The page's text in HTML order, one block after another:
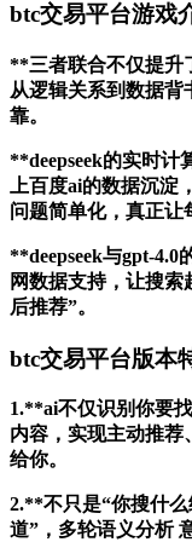
btc交易平台游戏
**三者联合不仅提升
从逻辑关系到数据
靠。
**deepseek的实时计
上百度ai的数据沉淀
问题简单化，真正让
**deepseek与gpt-4.0
网数据支持，让搜
后推荐”。
btc交易平台版本
1.**ai不仅识别你要
内容，实现主动推荐
给你。
2.**不只是“你搜什
道”，多轮语义分析